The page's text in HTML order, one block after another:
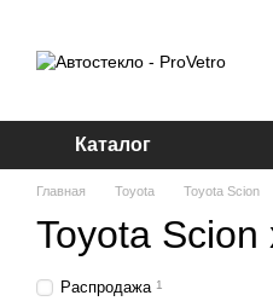
Каталог
Главная Toyota Toyota Scion
Toyota Scion
Распродажа 1